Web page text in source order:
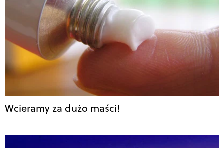
Wcieramy za dużo maści!